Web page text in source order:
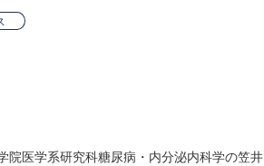
院医学系研究科糖尿病・内分泌内科学の笠